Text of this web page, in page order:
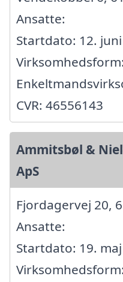
Ansatte:
Startdato: 12.
Virksomhedsform:
CVR: 46556143
Ammitsbøl &
ApS
Fjordagervej 20,
Ansatte:
Startdato: 19.